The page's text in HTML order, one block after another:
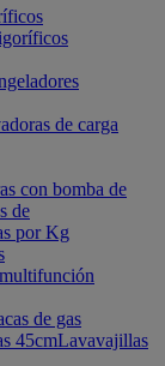
de carga
con bomba de
de
por Kg
de gas
45cmLavavajillas